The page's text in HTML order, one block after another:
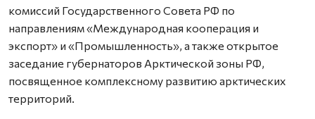
комиссий Государственного Совета РФ по
направлениям «Международная кооперация и
экспорт» и «Промышленность», а также открытое
заседание губернаторов Арктической зоны РФ,
посвященное комплексному развитию арктических
территорий.